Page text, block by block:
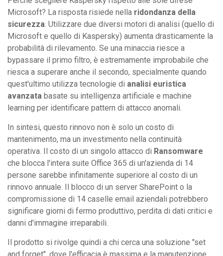
Microsoft? La risposta risiede nella ridondanza della
sicurezza. Utilizzare due diversi motori di analisi (quello di
Microsoft e quello di Kaspersky) aumenta drasticamente la
probabilità di rilevamento. Se una minaccia riesce a
bypassare il primo filtro, è estremamente improbabile che
riesca a superare anche il secondo, specialmente quando
quest'ultimo utilizza tecnologie di analisi euristica
avanzata basate su intelligenza artificiale e machine
learning per identificare pattern di attacco anomali.
In sintesi, questo rinnovo non è solo un costo di
mantenimento, ma un investimento nella continuità
operativa. Il costo di un singolo attacco di Ransomware
che blocca l'intera suite Office 365 di un'azienda di 14
persone sarebbe infinitamente superiore al costo di un
rinnovo annuale. Il blocco di un server SharePoint o la
compromissione di 14 caselle email aziendali potrebbero
significare giorni di fermo produttivo, perdita di dati critici e
danni d'immagine irreparabili.
Il prodotto si rivolge quindi a chi cerca una soluzione "set